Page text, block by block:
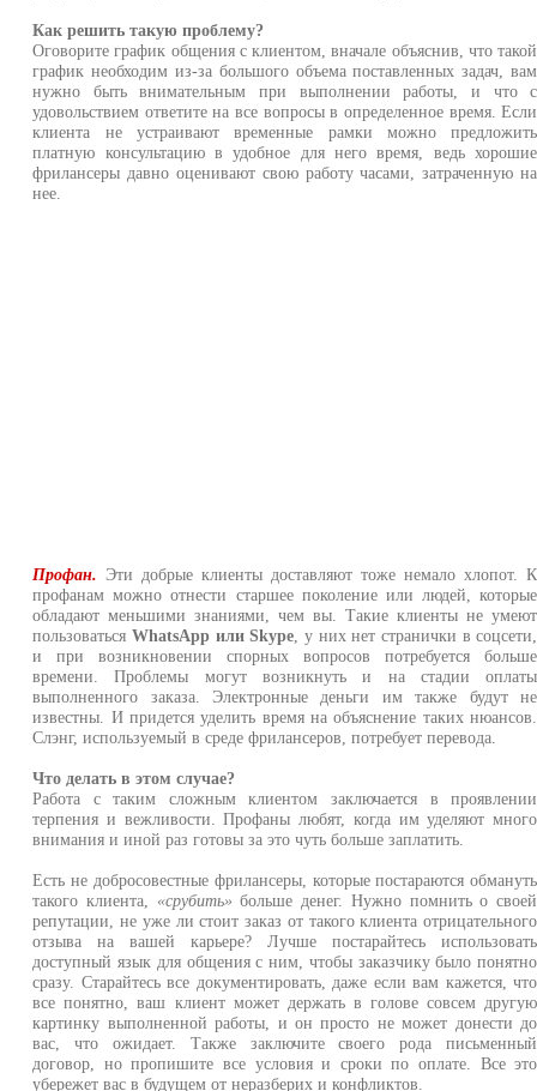
Как решить такую проблему?
Оговорите график общения с клиентом, вначале объяснив, что такой
график необходим из-за большого объема поставленных задач, вам
нужно быть внимательным при выполнении работы, и что с
удовольствием ответите на все вопросы в определенное время. Если
клиента не устраивают временные рамки можно предложить
платную консультацию в удобное для него время, ведь хорошие
фрилансеры давно оценивают свою работу часами, затраченную на
нее.
Профан. Эти добрые клиенты доставляют тоже немало хлопот. К
профанам можно отнести старшее поколение или людей, которые
обладают меньшими знаниями, чем вы. Такие клиенты не умеют
пользоваться WhatsApp или Skype , у них нет странички в соцсети,
и при возникновении спорных вопросов потребуется больше
времени. Проблемы могут возникнуть и на стадии оплаты
выполненного заказа. Электронные деньги им также будут не
известны. И придется уделить время на объяснение таких нюансов.
Слэнг, используемый в среде фрилансеров, потребует перевода.
Что делать в этом случае?
Работа с таким сложным клиентом заключается в проявлении
терпения и вежливости. Профаны любят, когда им уделяют много
внимания и иной раз готовы за это чуть больше заплатить.
Есть не добросовестные фрилансеры, которые постараются обмануть
такого клиента, «срубить» больше денег. Нужно помнить о своей
репутации, не уже ли стоит заказ от такого клиента отрицательного
отзыва на вашей карьере? Лучше постарайтесь использовать
доступный язык для общения с ним, чтобы заказчику было понятно
сразу. Старайтесь все документировать, даже если вам кажется, что
все понятно, ваш клиент может держать в голове совсем другую
картинку выполненной работы, и он просто не может донести до
вас, что ожидает. Также заключите своего рода письменный
договор, но пропишите все условия и сроки по оплате. Все это
убережет вас в будущем от неразберих и конфликтов.